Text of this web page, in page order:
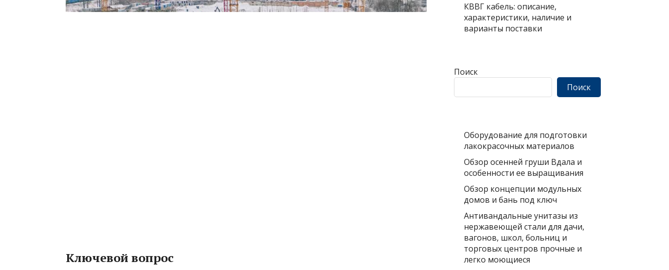
Ключевой вопрос
КВВГ кабель: описание,
характеристики, наличие и
варианты поставки
Поиск
Поиск
Оборудование для подготовки
лакокрасочных материалов
Обзор осенней груши Вдала и
особенности ее выращивания
Обзор концепции модульных
домов и бань под ключ
Антивандальные унитазы из
нержавеющей стали для дачи,
вагонов, школ, больниц и
торговых центров прочные и
легко моющиеся